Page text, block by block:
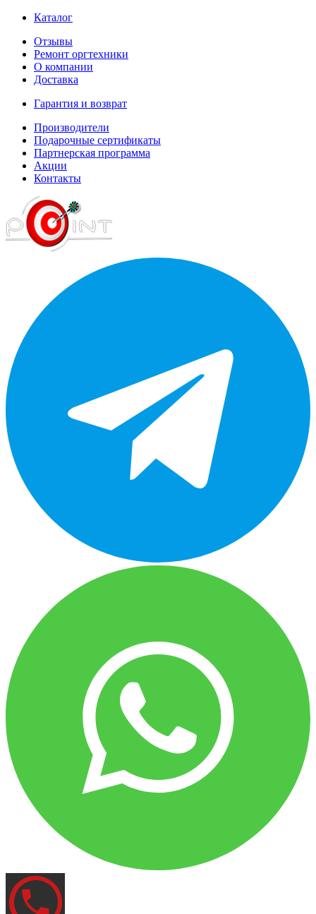
Каталог
Отзывы
Ремонт оргтехники
О компании
Доставка
Гарантия и возврат
Производители
Подарочные сертификаты
Партнерская программа
Акции
Контакты